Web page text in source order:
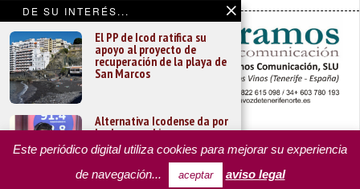
DE SU INTERÉS...
El PP de Icod ratifica su
apoyo al proyecto de
recuperación de la playa de
San Marcos
Alternativa Icodense da por
hecho un gobierno en
minoría con Javi Sierra como
alcalde
PORTADA YCODEN DAUTE (7)
VALLE DE LA OROTAVA (3)
ACENTEJO (5)
INSULAR REGIONAL
CULTURA
OPINIÓN
MISCELÁNEA
PROGRAMAS DE YCODEN DAUTE RADIO
TARIFA PUBLICITARIA
Este periódico digital utiliza cookies para mejorar su experiencia
de navegación...
aceptar aviso legal